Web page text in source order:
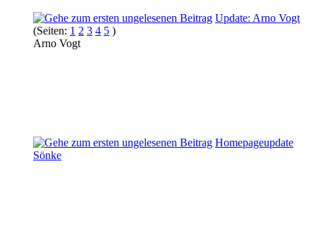
Update: Arno Vogt
(Seiten: 1 2 3 4 5 )
Arno Vogt
Homepageupdate
Sönke